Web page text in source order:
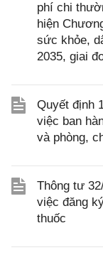
phí chi
hiện
sức khỏe,
2035, giai
Quyết định
việc ban
và phòng,
Thông tư
việc đăng
thuốc